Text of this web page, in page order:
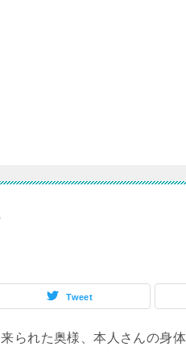
Tweet
られた奥様、本人さんの身